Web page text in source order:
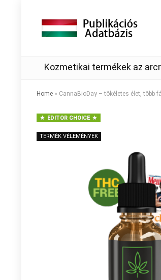
Kozmetikai termékek az
Home » CannaBioDay – tökéletes élet, több
EDITOR CHOICE
TERMÉK VÉLEMÉNYEK